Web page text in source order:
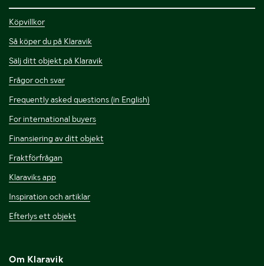
Köpvillkor
Så köper du på Klaravik
Sälj ditt objekt på Klaravik
Frågor och svar
Frequently asked questions (in English)
For international buyers
Finansiering av ditt objekt
Fraktförfrågan
Klaraviks app
Inspiration och artiklar
Efterlys ett objekt
Om Klaravik